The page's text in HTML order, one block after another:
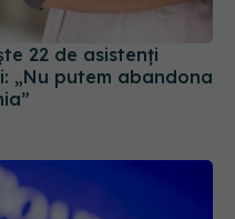
22 de asistenți
„Nu putem abandona